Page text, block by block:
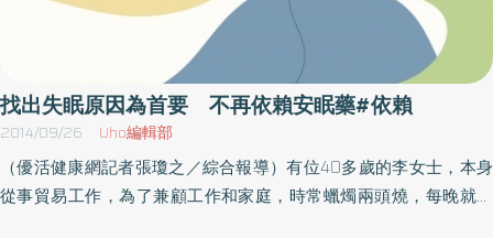
再地分享這個信念：看見就是力量！現在，你看見了這些隱形的圖
像、隱形的鐵鍊之後……」像是故意留下一段空白，蘇青停下來喝了
一口茶。再抬起雙眼，她沉靜而溫柔的對沉默的易晴提出一個重要
的探問。「更重要的是，你要為自己創造怎麼樣的未來呢？」（本
文摘自／找回聲音的美人魚／心靈工坊）
Iron）和「鐵蛋白」（Ferritin）兩種。血清鐵是血液裡的鐵，呈現
馬上可使用的狀態；鐵蛋白則屬「貯藏鐵」（Storage Iron），是被
蓄積起來的鐵。若以金錢來比喻，血清鐵就相當於身上的現金；鐵
蛋白（貯藏鐵）則是像支票一樣，留待需要時再兌現。比較常見的
狀況是，儘管鐵蛋白足夠，但實際上身體卻很缺鐵。這是因為當身
體出現發炎反應、肝臟數值異常時，鐵蛋白的數值會隨之上升，但
這不代表體內可用的鐵質充足（現金和支票的使用方式本來就不
哈特，最想闡述的是：「若不被人喜歡的話，是很孤單的啊！」那
麼，假設有個對他人過度撒嬌，只會想到自己的人，他會被周遭喜
歡嗎？應該很難吧。自己沒有被滿足的情緒，以任性的手段要求對
方來填補，就會不小心變成跟蹤狂那類的人。寇哈特認為，無論是
不被人喜歡、自戀沒有被滿足等等，這些良好的「相互依賴」並不
完整的狀態下，人類的情緒會變得很不安定。「我不被任何人認
同」、「都沒有人喜歡我」等等，這麼想的時候，我們好好重視自
己都辦不到，變成不安定的狀態。一整天都被那種思緒綁住的人，
找出失眠原因為首要 不再依賴安眠藥#依賴
2014/09/26 Uho編輯部
（優活健康網記者張瓊之／綜合報導）有位40多歲的李女士，本身
從事貿易工作，為了兼顧工作和家庭，時常蠟燭兩頭燒，每晚就寢